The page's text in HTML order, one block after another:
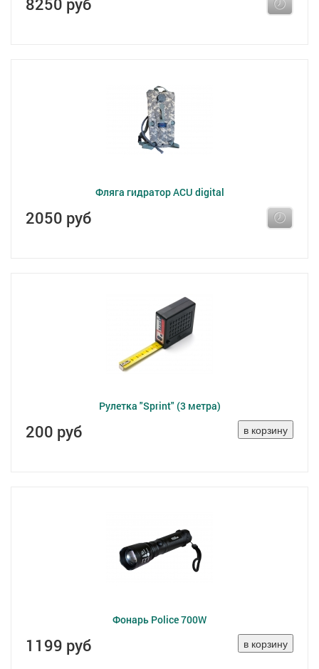
Фляга гидратор ACU digital
2050 руб
Рулетка "Sprint" (3 метра)
200 руб
Фонарь Police 700W
1199 руб